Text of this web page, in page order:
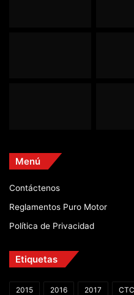
Menú
Contáctenos
Reglamentos Puro Motor
Política de Privacidad
Etiquetas
2015 2016 2017